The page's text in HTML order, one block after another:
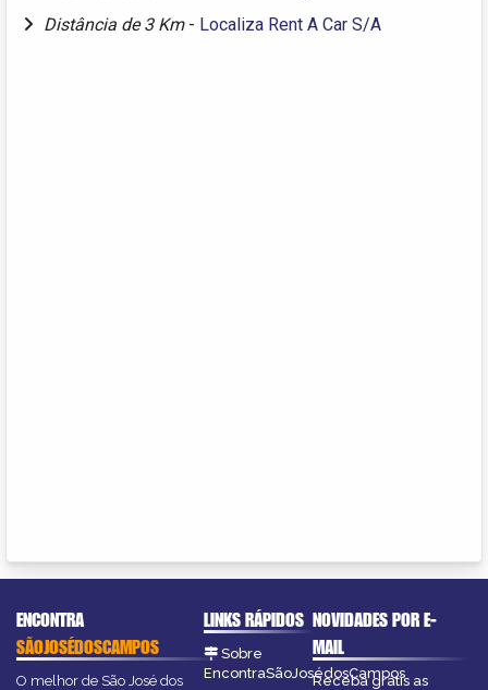
Distância de 3 Km - Localiza Rent A Car S/A
ENCONTRA
SÃOJOSÉDOSCAMPOS
O melhor de São José dos
LINKS RÁPIDOS
Sobre
EncontraSãoJosédosCampos
NOVIDADES POR E-
MAIL
Receba grátis as